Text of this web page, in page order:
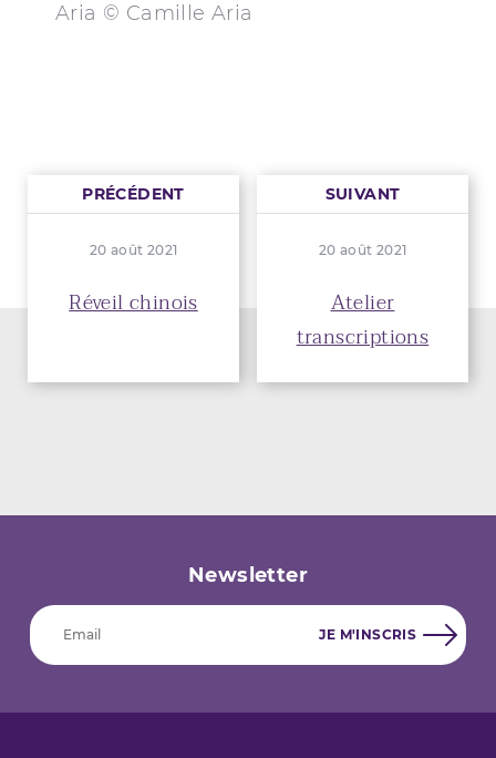
Aria © Camille Aria
PRÉCÉDENT
20 août 2021
Réveil chinois
SUIVANT
20 août 2021
Atelier
transcriptions
Newsletter